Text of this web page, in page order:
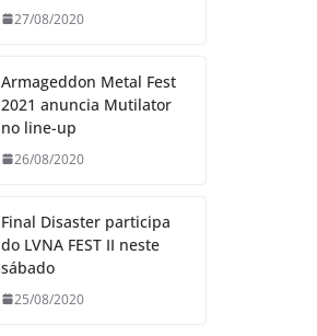
27/08/2020
Armageddon Metal Fest
2021 anuncia Mutilator
no line-up
26/08/2020
Final Disaster participa
do LVNA FEST II neste
sábado
25/08/2020